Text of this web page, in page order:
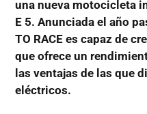
una nueva motocicleta
E 5. Anunciada el año
TO RACE es capaz de
que ofrece un
las ventajas de las que
eléctricos.